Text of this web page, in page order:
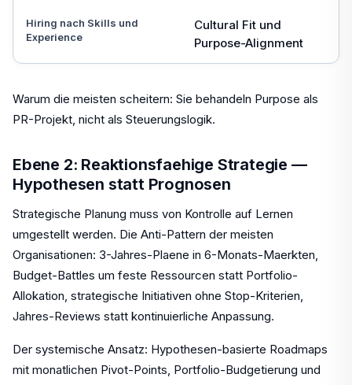
Hiring nach Skills und
Experience
Cultural Fit und
Purpose-Alignment
Warum die meisten scheitern: Sie behandeln Purpose als
PR-Projekt, nicht als Steuerungslogik.
Ebene 2: Reaktionsfaehige Strategie —
Hypothesen statt Prognosen
Strategische Planung muss von Kontrolle auf Lernen
umgestellt werden. Die Anti-Pattern der meisten
Organisationen: 3-Jahres-Plaene in 6-Monats-Maerkten,
Budget-Battles um feste Ressourcen statt Portfolio-
Allokation, strategische Initiativen ohne Stop-Kriterien,
Jahres-Reviews statt kontinuierliche Anpassung.
Der systemische Ansatz: Hypothesen-basierte Roadmaps
mit monatlichen Pivot-Points, Portfolio-Budgetierung und